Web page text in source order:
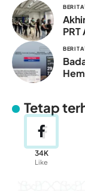
BERITA
PRT
BERITA
Tetap
34K
Like